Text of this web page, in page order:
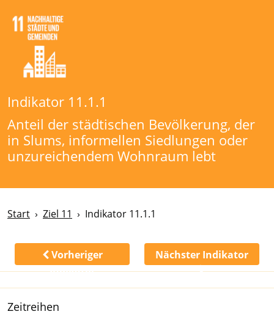
Indikator 11.1.1
Anteil der städtischen Bevölkerung, der
in Slums, informellen Siedlungen oder
unzureichendem Wohnraum lebt
Start Ziel 11 Indikator 11.1.1
Vorheriger
Indikator
Nächster Indikator
Zeitreihen